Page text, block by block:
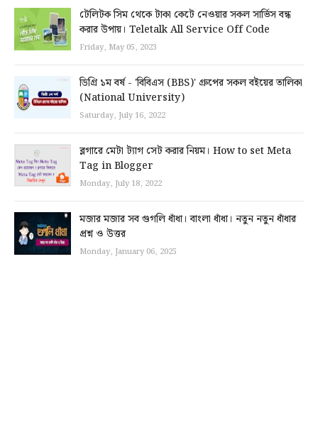
টেলিটক সিম থেকে টাকা কেটে নেওয়ার সকল সার্ভিস বন্ধ
করার উপায়। Teletalk All Service Off Code
Friday, May 05, 2023
ডিগ্রি ১ম বর্ষ - 'বিবিএস (BBS)' গ্রুপের সকল বইয়ের তালিকা
(National University)
Saturday, July 16, 2022
ব্লগারে মেটা ট্যাগ সেট করার নিয়ম। How to set Meta
Tag in Blogger
Monday, July 18, 2022
মজার মজার সব গুগলি ধাঁধা। বাংলা ধাঁধা। নতুন নতুন ধাঁধার
প্রশ্ন ও উত্তর
Monday, January 06, 2025